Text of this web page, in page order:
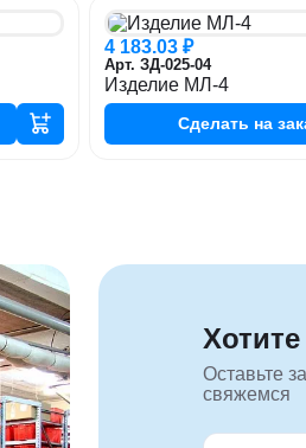
4 183.03 ₽
Арт. ЗД-025-04
Изделие МЛ-4
Сделать на
Оставьте
свяжемся